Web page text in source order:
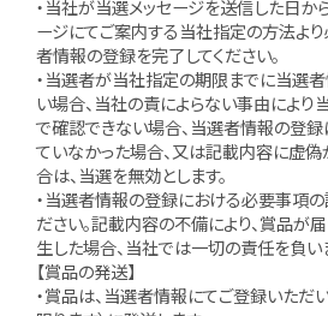
・当社が当選メッセージを送信した日か
ージにてご案内する当社指定の方法よ
者情報の登録を完了してください。
・当選者が当社指定の期限までに当選
い場合、当社の責によらない事由によ
で確認できない場合、当選者情報の登
ていなかった場合、又は記載内容に虚
合は、当選を無効とします。
・当選者情報の登録における必要事項の
ださい。記載内容の不備により、賞品が
生した場合、当社では一切の責任を負い
【賞品の発送】
・賞品は、当選者情報にてご登録いただ